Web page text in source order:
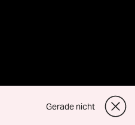
Gerade nicht